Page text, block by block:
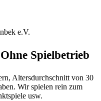
Ohne Spielbetrieb
Altersdurchschnitt von 30
Wir spielen rein zum
usw.